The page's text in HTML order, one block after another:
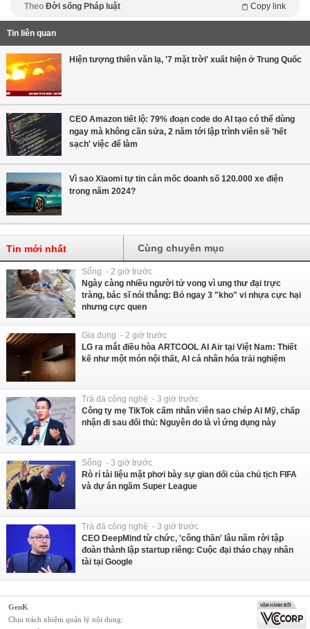
Theo Đời sống Pháp luật Copy link
Tin liên quan
Hiện tượng thiên văn lạ, '7 mặt trời' xuất hiện ở Trung Quốc
CEO Amazon tiết lộ: 79% đoạn code do AI tạo có thể dùng
ngay mà không cần sửa, 2 năm tới lập trình viên sẽ 'hết
sạch' việc để làm
Vì sao Xiaomi tự tin cán mốc doanh số 120.000 xe điện
trong năm 2024?
Tin mới nhất Cùng chuyên mục
Sống - 2 giờ trước
Ngày càng nhiều người tử vong vì ung thư đại trực
tràng, bác sĩ nói thẳng: Bỏ ngay 3 "kho" vi nhựa cực hại
nhưng cực quen
Gia dụng - 2 giờ trước
LG ra mắt điều hòa ARTCOOL AI Air tại Việt Nam: Thiết
kế như một món nội thất, AI cá nhân hóa trải nghiệm
Trà đá công nghệ - 3 giờ trước
Công ty mẹ TikTok cấm nhân viên sao chép AI Mỹ, chấp
nhận đi sau đối thủ: Nguyên do là vì ứng dụng này
Sống - 3 giờ trước
Rò rỉ tài liệu mật phơi bày sự gian dối của chủ tịch FIFA
và dự án ngầm Super League
Trà đá công nghệ - 3 giờ trước
CEO DeepMind từ chức, 'công thần' lâu năm rời tập
đoàn thành lập startup riêng: Cuộc đại tháo chạy nhân
tài tại Google
GenK
Chịu trách nhiệm quản lý nội dung: